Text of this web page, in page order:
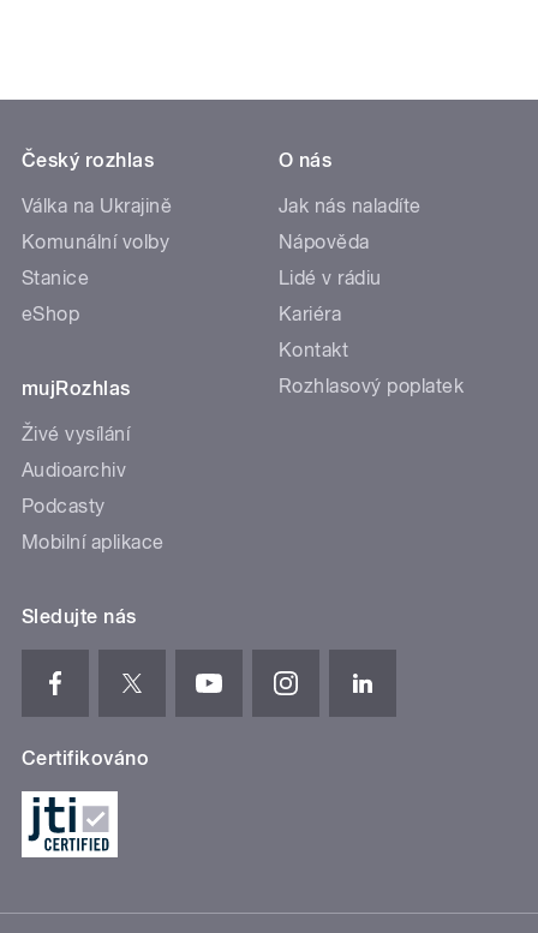
Český rozhlas
Válka na Ukrajině
Komunální volby
Stanice
eShop
mujRozhlas
Živé vysílání
Audioarchiv
Podcasty
Mobilní aplikace
O nás
Jak nás naladíte
Nápověda
Lidé v rádiu
Kariéra
Kontakt
Rozhlasový poplatek
Sledujte nás
Certifikováno